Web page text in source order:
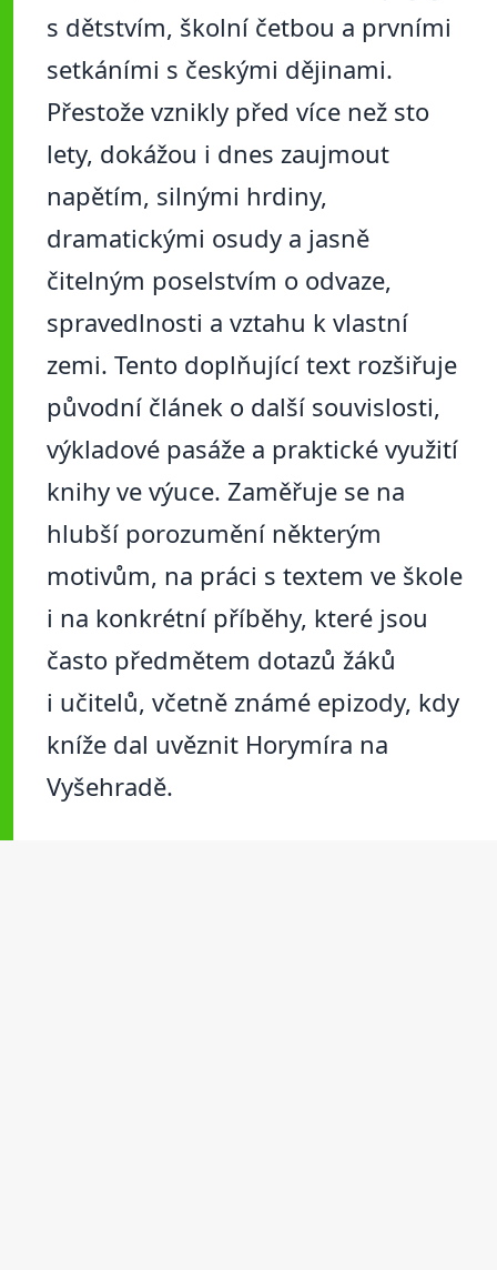
s dětstvím, školní četbou a prvními
setkáními s českými dějinami.
Přestože vznikly před více než sto
lety, dokážou i dnes zaujmout
napětím, silnými hrdiny,
dramatickými osudy a jasně
čitelným poselstvím o odvaze,
spravedlnosti a vztahu k vlastní
zemi. Tento doplňující text rozšiřuje
původní článek o další souvislosti,
výkladové pasáže a praktické využití
knihy ve výuce. Zaměřuje se na
hlubší porozumění některým
motivům, na práci s textem ve škole
i na konkrétní příběhy, které jsou
často předmětem dotazů žáků
i učitelů, včetně známé epizody, kdy
kníže dal uvěznit Horymíra na
Vyšehradě.